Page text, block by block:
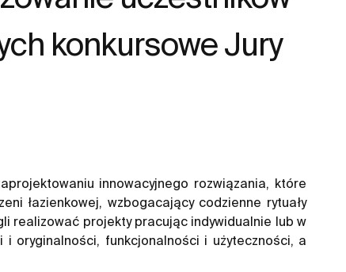
konkursowe Jury
innowacyjnego rozwiązania, które
łazienkowej, wzbogacający codzienne rytuały
realizować projekty pracując indywidualnie lub w
i oryginalności, funkcjonalności i użyteczności, a